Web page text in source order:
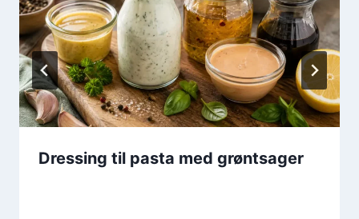
Dressing til pasta med grøntsager